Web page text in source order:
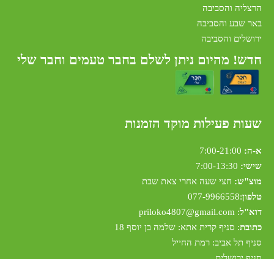
הרצליה והסביבה
באר שבע והסביבה
ירושלים והסביבה
חדש! מהיום ניתן לשלם בחבר טעמים וחבר שלי
שעות פעילות מוקד הזמנות
א-ה:
שישי: 7:00-13:30
מוצ"ש: חצי שעה אחרי צאת שבת
טלפון:
077-9966558
דוא"ל:
priloko4807@gmail.com
כתובת: סניף קרית אתא: שלמה בן יוסף 18
סניף תל אביב: רמת החייל